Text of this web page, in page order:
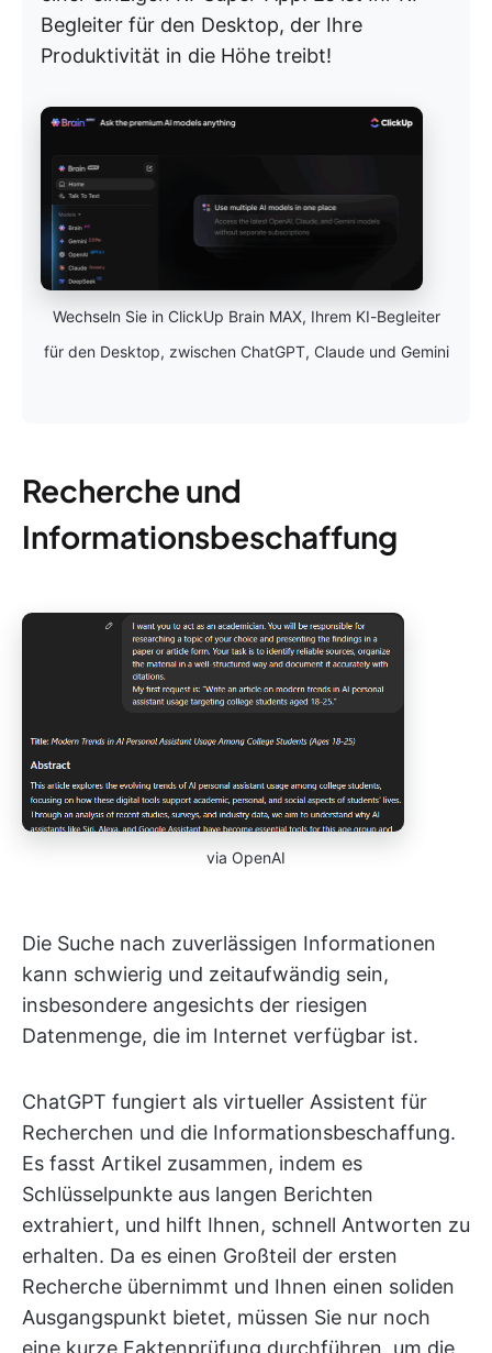
Begleiter für den Desktop, der Ihre
Produktivität in die Höhe treibt!
Wechseln Sie in ClickUp Brain MAX, Ihrem KI-Begleiter
für den Desktop, zwischen ChatGPT, Claude und Gemini
Recherche und
Informationsbeschaffung
via OpenAI
Die Suche nach zuverlässigen Informationen
kann schwierig und zeitaufwändig sein,
insbesondere angesichts der riesigen
Datenmenge, die im Internet verfügbar ist.
ChatGPT fungiert als virtueller Assistent für
Recherchen und die Informationsbeschaffung.
Es fasst Artikel zusammen, indem es
Schlüsselpunkte aus langen Berichten
extrahiert, und hilft Ihnen, schnell Antworten zu
erhalten. Da es einen Großteil der ersten
Recherche übernimmt und Ihnen einen soliden
Ausgangspunkt bietet, müssen Sie nur noch
eine kurze Faktenprüfung durchführen, um die